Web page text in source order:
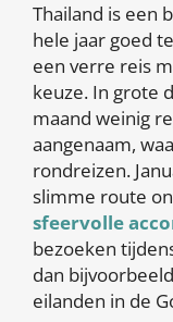
Thailand is een
hele jaar goed
een verre reis
keuze. In grote
maand weinig
aangenaam,
rondreizen.
slimme route
sfeervolle
bezoeken
dan
eilanden in de